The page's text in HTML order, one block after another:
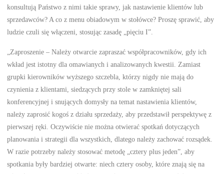
konsultują Państwo z nimi takie sprawy, jak nastawienie klientów lub
sprzedawców? A co z menu obiadowym w stołówce? Proszę sprawić, aby
ludzie czuli się włączeni, stosując zasadę „pięciu I”.
„Zaproszenie – Należy otwarcie zapraszać współpracowników, gdy ich
wkład jest istotny dla omawianych i analizowanych kwestii. Zamiast
grupki kierowników wyższego szczebla, którzy nigdy nie mają do
czynienia z klientami, siedzących przy stole w zamkniętej sali
konferencyjnej i snujących domysły na temat nastawienia klientów,
należy zaprosić kogoś z działu sprzedaży, aby przedstawił perspektywę z
pierwszej ręki. Oczywiście nie można otwierać spotkań dotyczących
planowania i strategii dla wszystkich, dlatego należy zachować rozsądek.
W razie potrzeby należy stosować metodę „cztery plus jeden”, aby
spotkania były bardziej otwarte: niech cztery osoby, które znają się na